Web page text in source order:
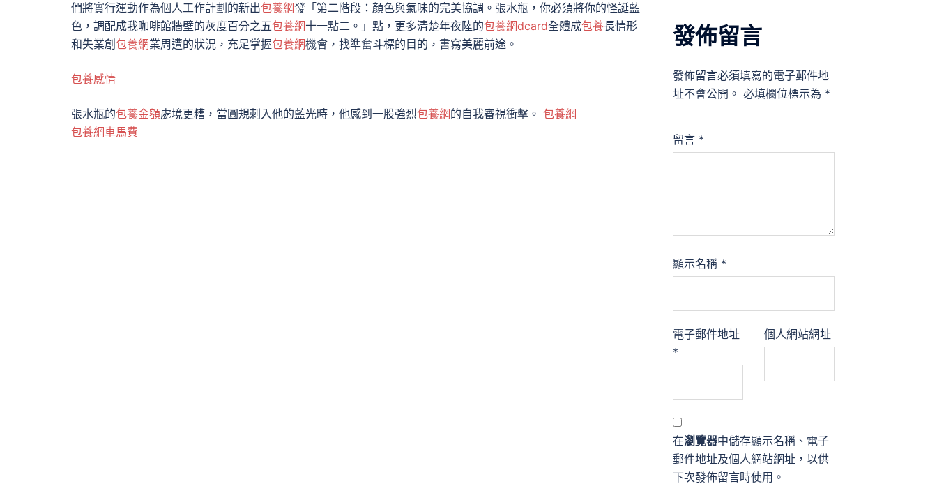
們將實行運動作為個人工作計劃的新出包養網發「第二階段：顏色與氣味的完美協調。張水瓶，你必須將你的怪誕藍
色，調配成我咖啡館牆壁的灰度百分之五包養網十一點二。」點，更多清楚年夜陸的包養網dcard全體成包養長情形
和失業創 包養網業周遭的狀況，充足掌握包養網機會，找準奮斗標的目的，書寫美麗前途。
包養感情
張水瓶的包養金額處境更糟，當圓規刺入他的藍光時，他感到一股強烈包養網的自我審視衝擊。 包養網
包養網車馬費
發佈留言
發佈留言必須填寫的電子郵件地
址不會公開。 必填欄位標示為 *
留言 *
顯示名稱 *
電子郵件地址
*
個人網站網址
在瀏覽器中儲存顯示名稱、電子
郵件地址及個人網站網址，以供
下次發佈留言時使用。